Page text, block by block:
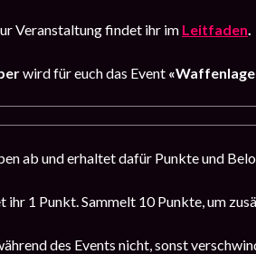
Veranstaltung findet ihr im Leitfaden
wird für euch das Event
ab und erhaltet dafür Punkte und
ihr 1 Punkt. Sammelt 10 Punkte, um
des Events nicht, sonst